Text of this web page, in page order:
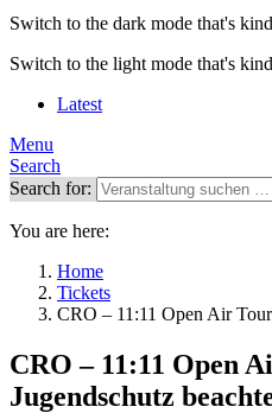
Switch to the dark mode that's
Switch to the light mode that's
Latest
Menu
Search
Search for:
You are here:
Home
Tickets
CRO – 11:11 Open Air
CRO – 11:11 Open
Jugendschutz